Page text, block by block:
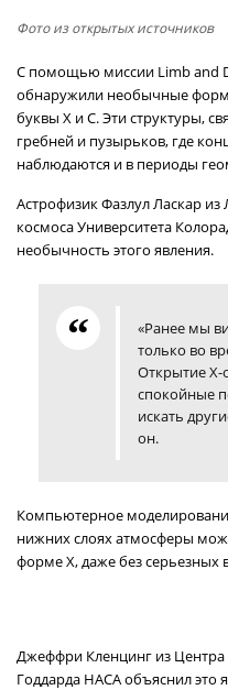
Фото из открытых источников
С помощью миссии Limb and
обнаружили необычные
буквы X и C. Эти структуры,
гребней и пузырьков, где
наблюдаются и в периоды
Астрофизик Фазлул Ласкар
космоса Университета
необычность этого явления.
«Ранее мы
только во
Открытие Х-
спокойные
искать
он.
Компьютерное
нижних слоях атмосферы
форме X, даже без
Джеффри Кленцинг из
Годдарда НАСА объяснил это